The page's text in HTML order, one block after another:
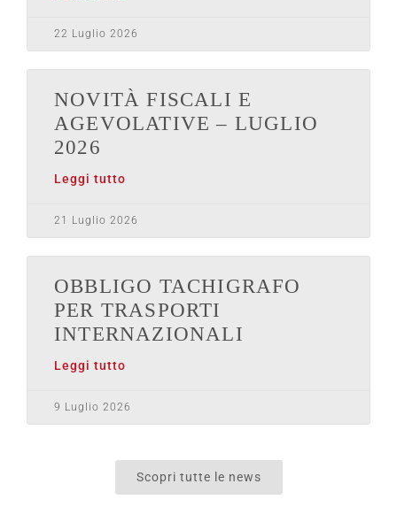
22 Luglio 2026
NOVITÀ FISCALI E
AGEVOLATIVE – LUGLIO
2026
Leggi tutto
21 Luglio 2026
OBBLIGO TACHIGRAFO
PER TRASPORTI
INTERNAZIONALI
Leggi tutto
9 Luglio 2026
Scopri tutte le news